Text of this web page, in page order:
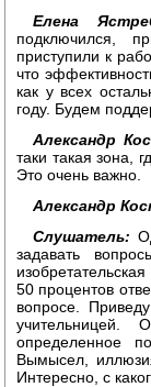
Елена
подключился,
приступили к
что
как у всех
году. Будем
Александр
таки такая зона,
Это очень важно.
Александр
Слушатель:
задавать
50 процентов
вопросе.
определенное
Вымысел,
Интересно, с